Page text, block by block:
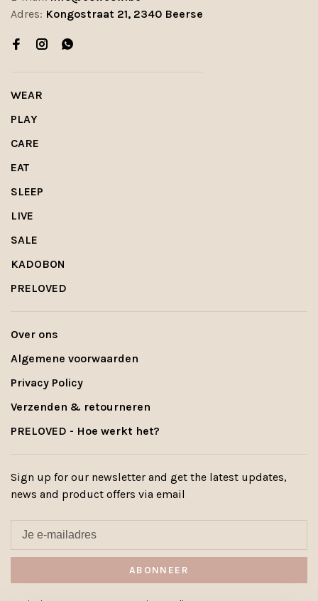
Adres: Kongostraat 21, 2340 Beerse
WEAR
PLAY
CARE
EAT
SLEEP
LIVE
SALE
KADOBON
PRELOVED
Over ons
Algemene voorwaarden
Privacy Policy
Verzenden & retourneren
PRELOVED - Hoe werkt het?
Sign up for our newsletter and get the latest updates,
news and product offers via email
ABONNEER